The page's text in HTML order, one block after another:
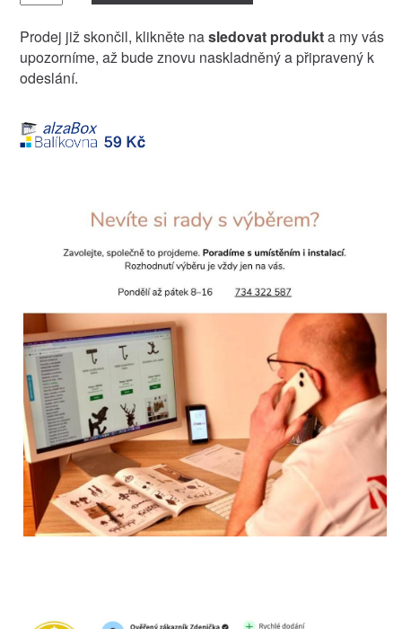
Prodej již skončil, klikněte nasledovat produkta my vás
upozorníme, až bude znovu naskladněný a připravený k
odeslání.